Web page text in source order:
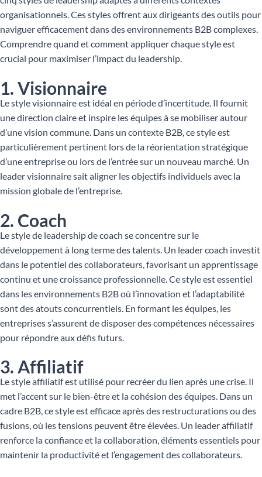
organisationnels. Ces styles offrent aux dirigeants des outils pour
naviguer efficacement dans des environnements B2B complexes.
Comprendre quand et comment appliquer chaque style est
crucial pour maximiser l’impact du leadership.
1. Visionnaire
Le style visionnaire est idéal en période d’incertitude. Il fournit
une direction claire et inspire les équipes à se mobiliser autour
d’une vision commune. Dans un contexte B2B, ce style est
particulièrement pertinent lors de la réorientation stratégique
d’une entreprise ou lors de l’entrée sur un nouveau marché. Un
leader visionnaire sait aligner les objectifs individuels avec la
mission globale de l’entreprise.
2. Coach
Le style de leadership de coach se concentre sur le
développement à long terme des talents. Un leader coach investit
dans le potentiel des collaborateurs, favorisant un apprentissage
continu et une croissance professionnelle. Ce style est essentiel
dans les environnements B2B où l’innovation et l’adaptabilité
sont des atouts concurrentiels. En formant les équipes, les
entreprises s’assurent de disposer des compétences nécessaires
pour répondre aux défis futurs.
3. Affiliatif
Le style affiliatif est utilisé pour recréer du lien après une crise. Il
met l’accent sur le bien-être et la cohésion des équipes. Dans un
cadre B2B, ce style est efficace après des restructurations ou des
fusions, où les tensions peuvent être élevées. Un leader affiliatif
renforce la confiance et la collaboration, éléments essentiels pour
maintenir la productivité et l’engagement des collaborateurs.